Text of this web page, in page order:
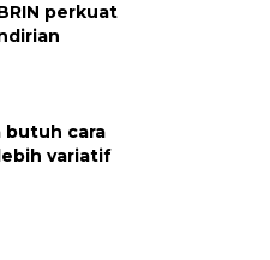
perkuat
butuh cara
variatif